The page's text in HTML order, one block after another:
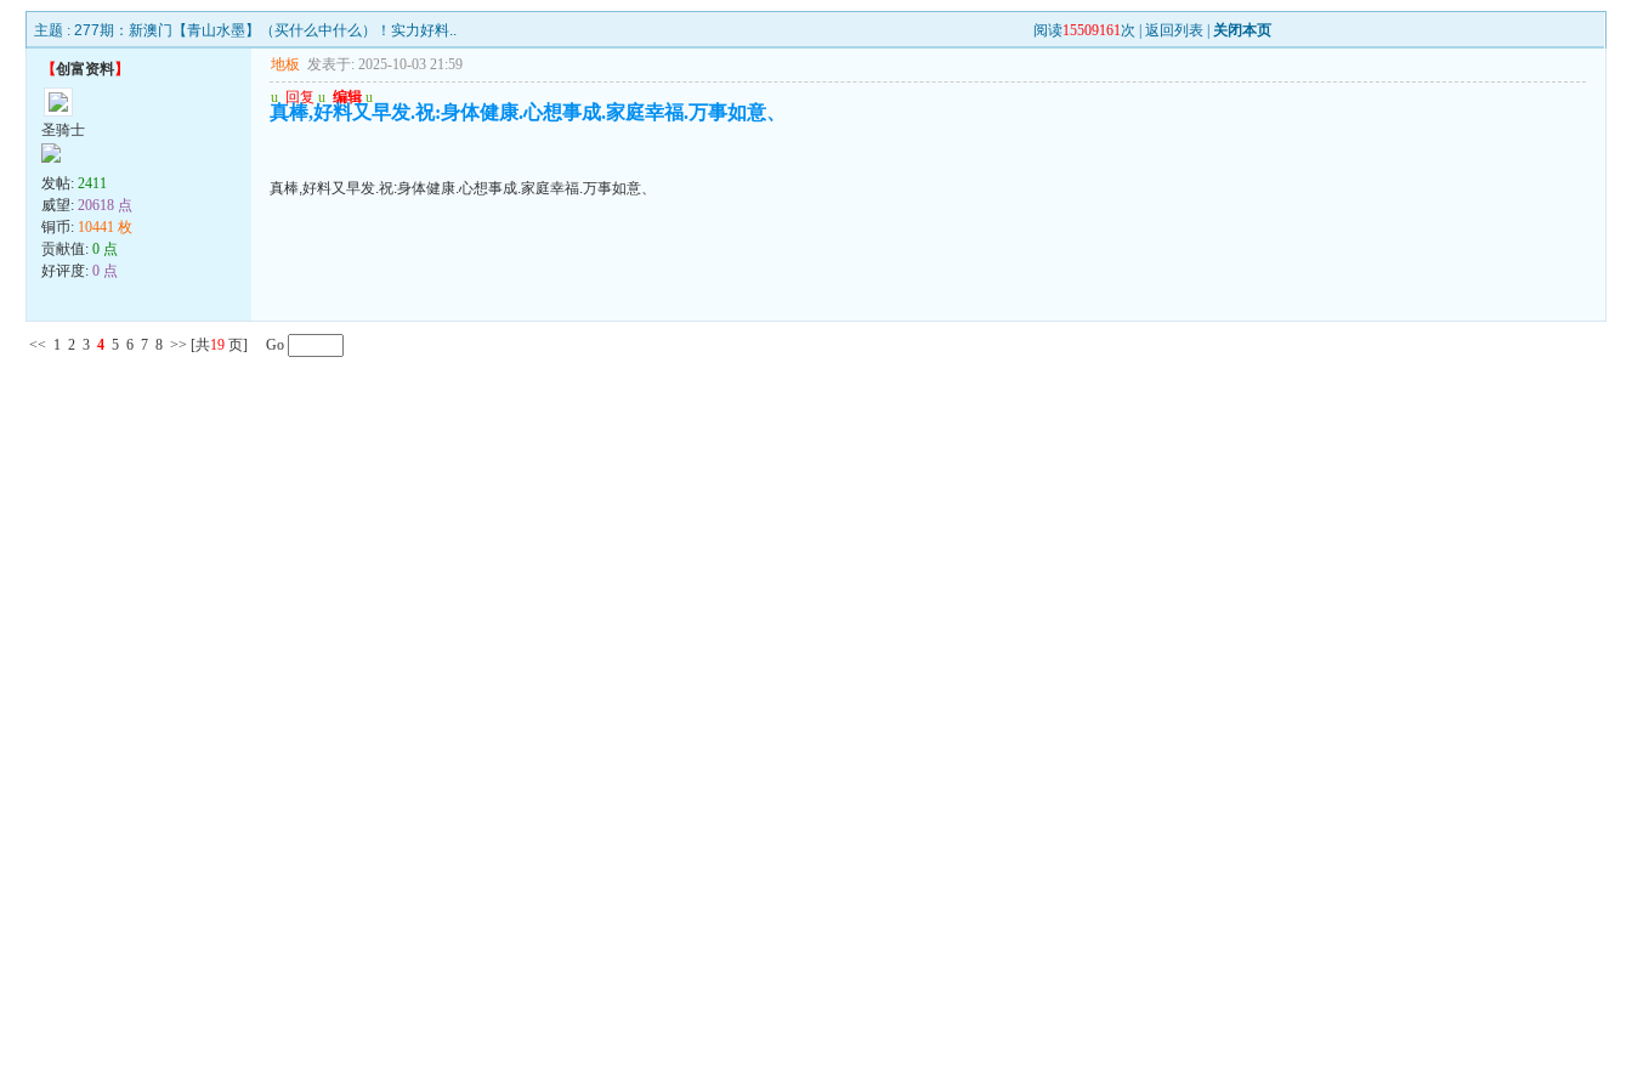
主题 :277期：新澳门【青山水墨】（买什么中什么）！实力好料.. 阅读15509161次 |返回列表 关闭本页
【创富资料】
圣骑士
发帖:2411
威望:20618 点
铜币: 10441 枚
贡献值:0 点
好评度:0 点
地板 发表于: 2025-10-03 21:59
u 回复 u 编辑 u
真棒,好料又早发.祝:身体健康.心想事成.家庭幸福.万事如意、
真棒,好料又早发.祝:身体健康.心想事成.家庭幸福.万事如意、
<< 1 2 3 4 5 6 7 8 >> [共19 页] Go